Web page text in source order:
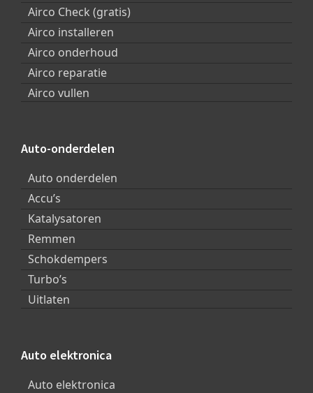
Airco Check (gratis)
Airco installeren
Airco onderhoud
Airco reparatie
Airco vullen
Auto-onderdelen
Auto onderdelen
Accu’s
Katalysatoren
Remmen
Schokdempers
Turbo’s
Uitlaten
Auto elektronica
Auto elektronica